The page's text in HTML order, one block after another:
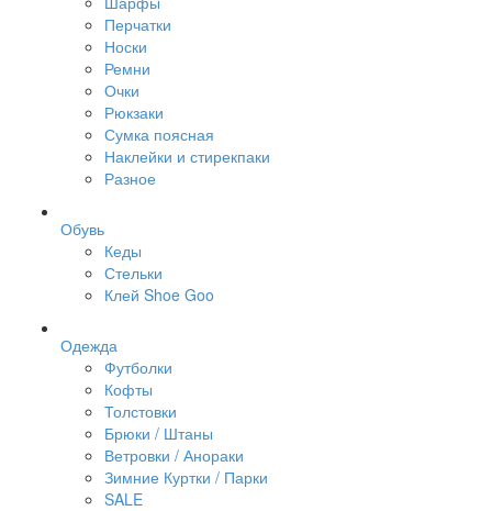
Перчатки
Носки
Ремни
Очки
Рюкзаки
Сумка поясная
Наклейки и стирекпаки
Разное
Обувь
Кеды
Стельки
Клей Shoe Goo
Одежда
Футболки
Кофты
Толстовки
Брюки / Штаны
Ветровки / Анораки
Зимние Куртки / Парки
SALE